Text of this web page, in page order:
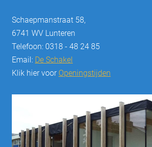
Schaepmanstraat 58,
6741 WV Lunteren
Telefoon: 0318 - 48 24 85
Email: De Schakel
Klik hier voor Openingstijden